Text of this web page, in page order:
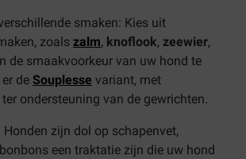
smaken: Kies uit
zoals zalm, knoflook, zeewier,
de smaakvoorkeur van uw hond te
de Souplesse variant, met
ondersteuning van de gewrichten.
Honden zijn dol op schapenvet,
een traktatie zijn die uw hond